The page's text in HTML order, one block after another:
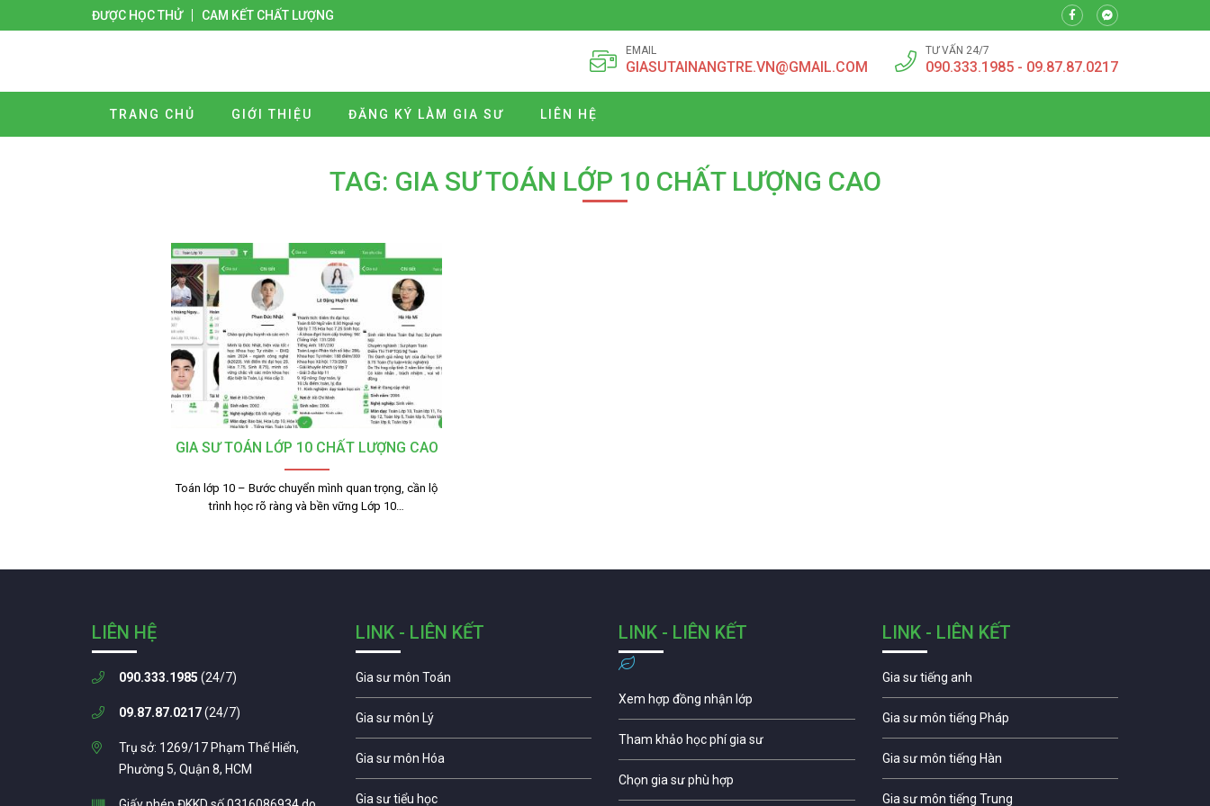
ĐƯỢC HỌC THỬ CAM KẾT CHẤT LƯỢNG
EMAIL
GIASUTAINANGTRE.VN@GMAIL.COM
TƯ VẤN 24/7
090.333.1985 - 09.87.87.0217
TRANG CHỦ GIỚI THIỆU ĐĂNG KÝ LÀM GIA SƯ LIÊN HỆ
TAG: GIA SƯ TOÁN LỚP 10 CHẤT LƯỢNG CAO
GIA SƯ TOÁN LỚP 10 CHẤT LƯỢNG CAO
Toán lớp 10 – Bước chuyển mình quan trọng, cần lộ
trình học rõ ràng và bền vững Lớp 10…
LIÊN HỆ
090.333.1985 (24/7)
09.87.87.0217(24/7)
Trụ sở: 1269/17 Phạm Thế Hiển,
Phường 5, Quận 8, HCM
LINK - LIÊN KẾT
Gia sư môn Toán
Gia sư môn Lý
Gia sư môn Hóa
Gia sư tiểu học
LINK - LIÊN KẾT
Xem hợp đồng nhận lớp
Tham khảo học phí gia sư
Chọn gia sư phù hợp
LINK - LIÊN KẾT
Gia sư tiếng anh
Gia sư môn tiếng Pháp
Gia sư môn tiếng Hàn
Gia sư môn tiếng Trung